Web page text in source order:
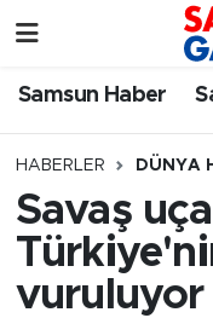
Samsun Haber
HABERLER DÜNYA
Savaş
vuruluyor
Samsun
Samsunspor
Samsun
Resmi İlanlar
Samsun
Samsun Hava
SAMSUN
Samsun